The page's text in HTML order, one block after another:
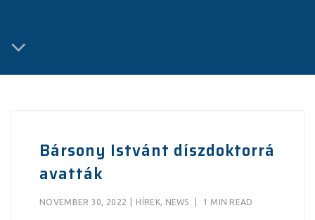
Bársony Istvánt díszdoktorrá
avatták
NOVEMBER 30, 2022 HÍREK, NEWS 1 MIN READ